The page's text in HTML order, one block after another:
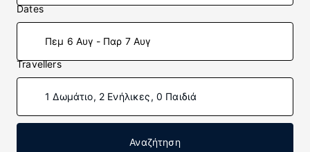
Dates
Πεμ 6 Αυγ - Παρ 7 Αυγ
Travellers
1 Δωμάτιο, 2 Ενήλικες, 0 Παιδιά
Αναζήτηση